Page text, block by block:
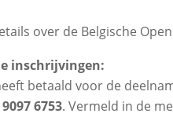
over de Belgische
inschrijvingen:
betaald voor de
6753. Vermeld in de